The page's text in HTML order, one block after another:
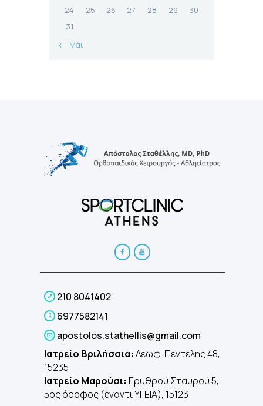
24
25 26 27 28 29
30
31
« Μάι
210 8041402
6977582141
apostolos.stathellis@gmail.com
Ιατρείο Βριλήσσια: Λεωφ. Πεντέλης 48,
15235
Ιατρείο Μαρούσι: Ερυθρού Σταυρού 5,
5ος όροφος (έναντι ΥΓΕΙΑ), 15123